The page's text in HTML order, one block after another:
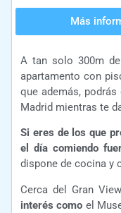
Más
A tan solo 300m
apartamento con
que además,
Madrid mientras te
Si eres de los que
el día comiendo
dispone de cocina y
Cerca del Gran
interés como el